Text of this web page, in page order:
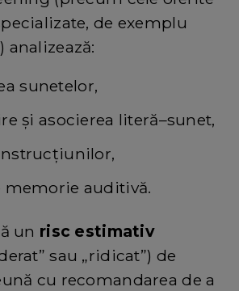
de exemplu
) analizează:
sunetelor,
și asocierea literă–sunet,
auditivă.
un risc estimativ
sau „ridicat”) de
cu recomandarea de a